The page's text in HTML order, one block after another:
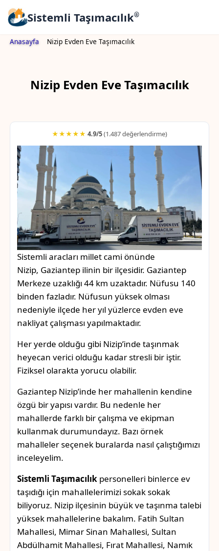
Sistemli Taşımacılık®
Anasayfa Nizip Evden Eve Taşımacılık
Nizip Evden Eve Taşımacılık
★★★★★ 4.9/5(1.487 değerlendirme)
Sistemli aracları millet cami önünde
Nizip, Gaziantep ilinin bir ilçesidir. Gaziantep
Merkeze uzaklığı 44 km uzaktadır. Nüfusu 140
binden fazladır. Nüfusun yüksek olması
nedeniyle ilçede her yıl yüzlerce evden eve
nakliyat çalışması yapılmaktadır.
Her yerde olduğu gibi Nizip’inde taşınmak
heyecan verici olduğu kadar stresli bir iştir.
Fiziksel olarakta yorucu olabilir.
Gaziantep Nizip’inde her mahallenin kendine
özgü bir yapısı vardır. Bu nedenle her
mahallerde farklı bir çalışma ve ekipman
kullanmak durumundayız. Bazı örnek
mahalleler seçenek buralarda nasıl çalıştığımızı
inceleyelim.
Sistemli Taşımacılık personelleri binlerce ev
taşıdığı için mahallelerimizi sokak sokak
biliyoruz. Nizip ilçesinin büyük ve taşınma talebi
yüksek mahallelerine bakalım. Fatih Sultan
Mahallesi, Mimar Sinan Mahallesi, Sultan
Abdülhamit Mahallesi, Fırat Mahallesi, Namık